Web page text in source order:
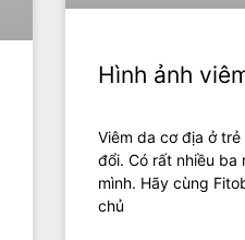
Hình ảnh
Viêm da cơ địa ở
đổi. Có rất nhiều ba
mình. Hãy cùng
chủ